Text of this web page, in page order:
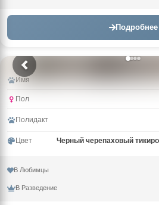
Подробнее
Имя
Пол
Полидакт
Цвет Черный черепаховый
В Любимцы
В Разведение